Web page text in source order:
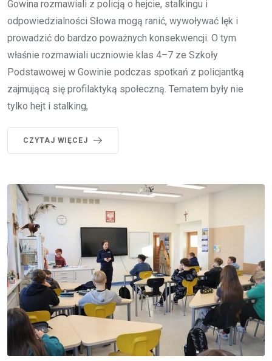
Gowina rozmawiali z policją o hejcie, stalkingu i
odpowiedzialności Słowa mogą ranić, wywoływać lęk i
prowadzić do bardzo poważnych konsekwencji. O tym
właśnie rozmawiali uczniowie klas 4–7 ze Szkoły
Podstawowej w Gowinie podczas spotkań z policjantką
zajmującą się profilaktyką społeczną. Tematem były nie
tylko hejt i stalking,
CZYTAJ WIĘCEJ